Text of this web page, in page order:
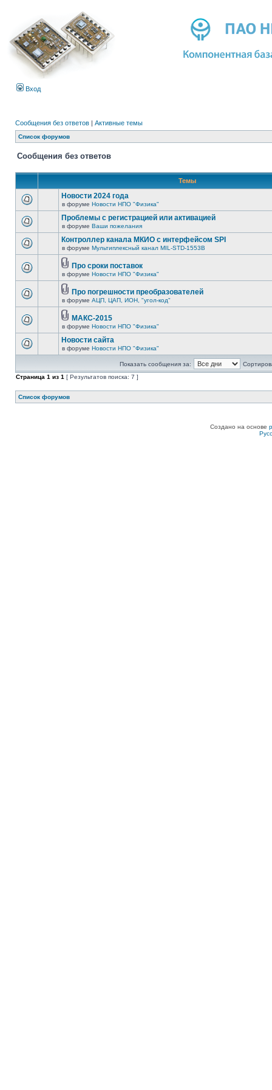
Вход
Сообщения без ответов | Активные темы
Список форумов
Сообщения без ответов
Темы
Новости 2024 года
в форуме Новости НПО "Физика"
Проблемы с регистрацией или активацией
в форуме Ваши пожелания
Контроллер канала МКИО с интерфейсом SPI
в форуме Мультиплексный канал MIL-STD-1553B
Про сроки поставок
в форуме Новости НПО "Физика"
Про погрешности преобразователей
в форуме АЦП, ЦАП, ИОН, "угол-код"
МАКС-2015
в форуме Новости НПО "Физика"
Новости сайта
в форуме Новости НПО "Физика"
Показать сообщения за:
Страница 1 из 1 [ Результатов поиска: 7 ]
Список форумов
Создано на основе